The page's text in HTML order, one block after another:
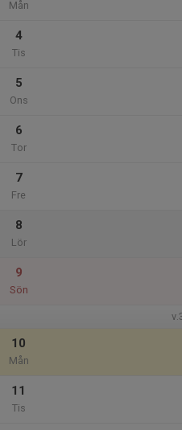
Mån
4
Tis
5
Ons
6
Tor
7
Fre
8
Lör
9
Sön
10
Mån
11
Tis